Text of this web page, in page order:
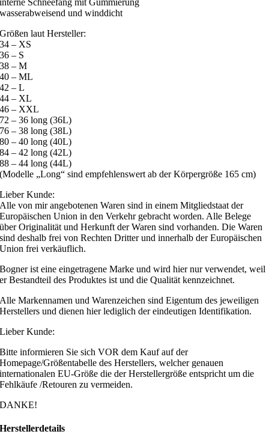
wasserabweisend und winddicht
Größen laut Hersteller:
34 – XS
36 – S
38 – M
40 – ML
42 – L
44 – XL
46 – XXL
72 – 36 long (36L)
76 – 38 long (38L)
80 – 40 long (40L)
84 – 42 long (42L)
88 – 44 long (44L)
(Modelle „Long“ sind empfehlenswert ab der Körpergröße 165 cm)
Lieber Kunde:
Alle von mir angebotenen Waren sind in einem Mitgliedstaat der
Europäischen Union in den Verkehr gebracht worden. Alle Belege
über Originalität und Herkunft der Waren sind vorhanden. Die Waren
sind deshalb frei von Rechten Dritter und innerhalb der Europäischen
Union frei verkäuflich.
Bogner ist eine eingetragene Marke und wird hier nur verwendet, weil
er Bestandteil des Produktes ist und die Qualität kennzeichnet.
Alle Markennamen und Warenzeichen sind Eigentum des jeweiligen
Herstellers und dienen hier lediglich der eindeutigen Identifikation.
Lieber Kunde:
Bitte informieren Sie sich VOR dem Kauf auf der
Homepage/Größentabelle des Herstellers, welcher genauen
internationalen EU-Größe die der Herstellergröße entspricht um die
Fehlkäufe /Retouren zu vermeiden.
DANKE!
Herstellerdetails